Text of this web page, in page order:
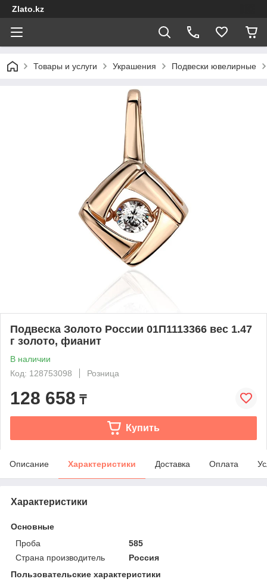
Zlato.kz
Товары и услуги Украшения Подвески ювелирные
Подвеска Золото России 01П1113366 вес 1.47
г золото, фианит
В наличии
Код: 128753098
Розница
128 658 ₸
Купить
Описание Характеристики Доставка Оплата
Характеристики
Основные
Проба
585
Страна производитель
Россия
Пользовательские характеристики